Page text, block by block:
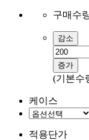
구매수
감소
증가
(기본수
케이스
적용단가